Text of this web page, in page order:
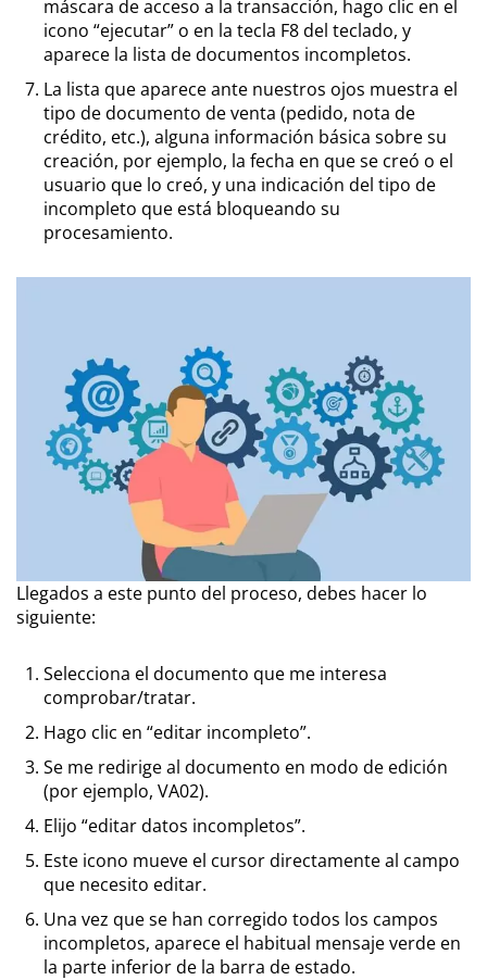
máscara de acceso a la transacción, hago clic en el
icono “ejecutar” o en la tecla F8 del teclado, y
aparece la lista de documentos incompletos.
La lista que aparece ante nuestros ojos muestra el
tipo de documento de venta (pedido, nota de
crédito, etc.), alguna información básica sobre su
creación, por ejemplo, la fecha en que se creó o el
usuario que lo creó, y una indicación del tipo de
incompleto que está bloqueando su
procesamiento.
Llegados a este punto del proceso, debes hacer lo
siguiente:
Selecciona el documento que me interesa
comprobar/tratar.
Hago clic en “editar incompleto”.
Se me redirige al documento en modo de edición
(por ejemplo, VA02).
Elijo “editar datos incompletos”.
Este icono mueve el cursor directamente al campo
que necesito editar.
Una vez que se han corregido todos los campos
incompletos, aparece el habitual mensaje verde en
la parte inferior de la barra de estado.